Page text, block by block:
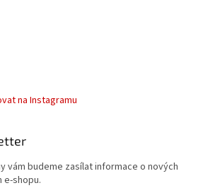
na Instagramu
vám budeme zasílat informace o nových
e-shopu.